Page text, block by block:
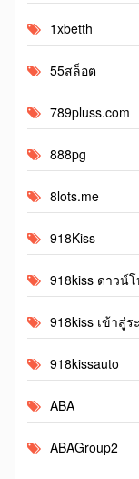
1xbetth
55สล็อต
789pluss.com
888pg
8lots.me
918Kiss
918kiss ดาวน์
918kiss เข้าสู่ร
918kissauto
ABA
ABAGroup2